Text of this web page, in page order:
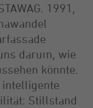
1991,
darum, wie
könnte.
intelligente
Stillstand